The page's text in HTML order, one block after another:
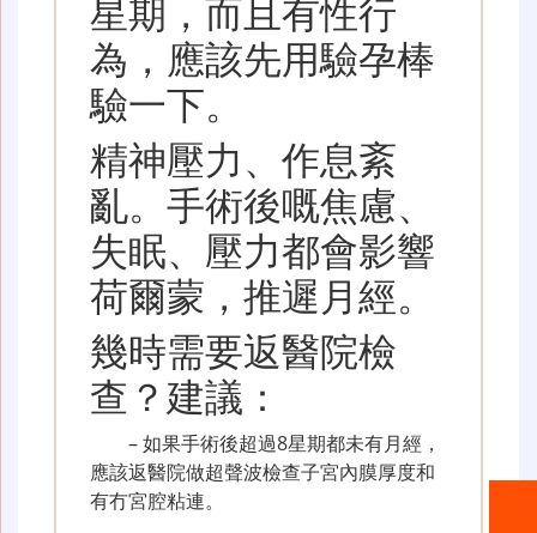
星期，而且有性行
為，應該先用驗孕棒
驗一下。
精神壓力、作息紊
亂。手術後嘅焦慮、
失眠、壓力都會影響
荷爾蒙，推遲月經。
幾時需要返醫院檢
查？建議：
– 如果手術後超過8星期都未有月經，
應該返醫院做超聲波檢查子宮內膜厚度和
有冇宮腔粘連。